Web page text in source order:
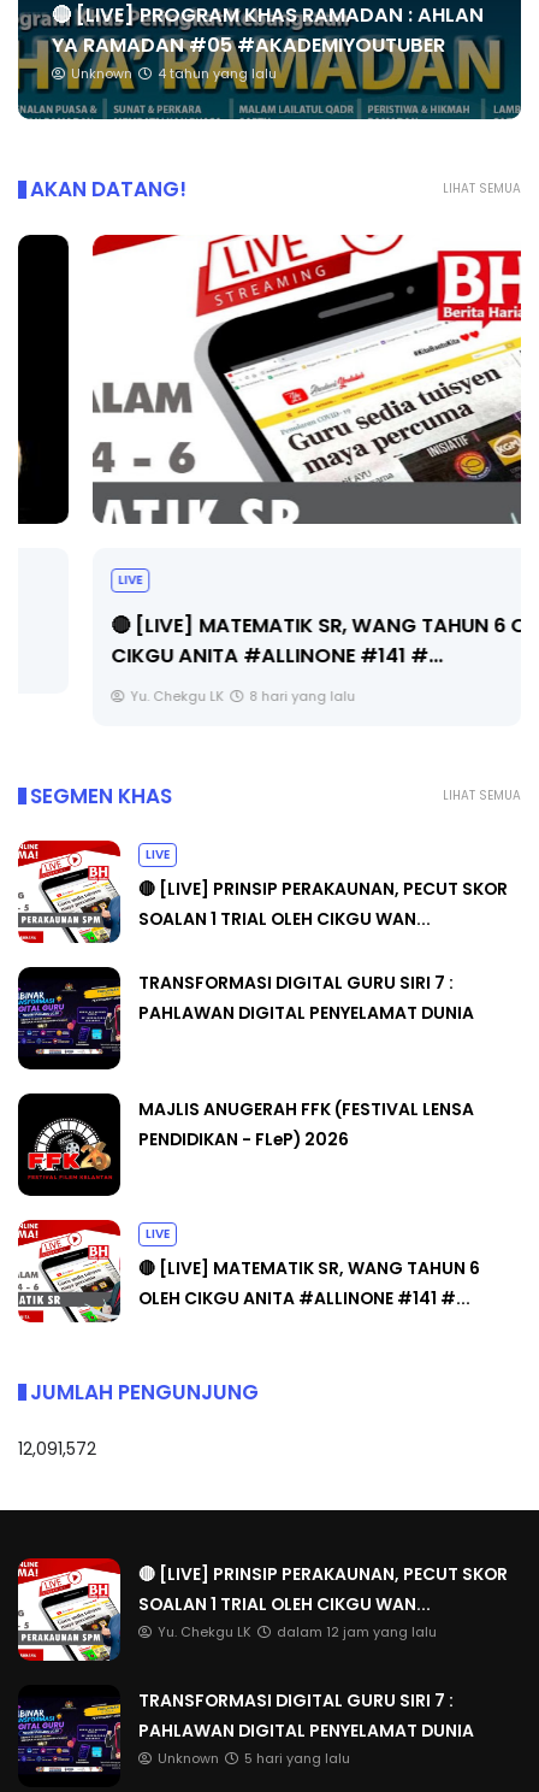
🔴 [LIVE] PROGRAM KHAS RAMADAN : AHLAN
YA RAMADAN #05 #AKADEMIYOUTUBER
Unknown 4 tahun yang lalu
LIHAT SEMUA
AKAN DATANG!
🔴 [LIVE] MATEMATIK SR, WANG TAHUN 6 OLEH
CIKGU ANITA #ALLINONE #141 #...
Yu. Chekgu LK 8 hari yang lalu
LIHAT SEMUA
SEGMEN KHAS
LIVE
🔴 [LIVE] PRINSIP PERAKAUNAN, PECUT SKOR
SOALAN 1 TRIAL OLEH CIKGU WAN...
TRANSFORMASI DIGITAL GURU SIRI 7 :
PAHLAWAN DIGITAL PENYELAMAT DUNIA
MAJLIS ANUGERAH FFK (FESTIVAL LENSA
PENDIDIKAN - FLeP) 2026
LIVE
🔴 [LIVE] MATEMATIK SR, WANG TAHUN 6
OLEH CIKGU ANITA #ALLINONE #141 #...
JUMLAH PENGUNJUNG
12,091,572
🔴 [LIVE] PRINSIP PERAKAUNAN, PECUT SKOR
SOALAN 1 TRIAL OLEH CIKGU WAN...
Yu. Chekgu LK dalam 12 jam yang lalu
TRANSFORMASI DIGITAL GURU SIRI 7 :
PAHLAWAN DIGITAL PENYELAMAT DUNIA
Unknown 5 hari yang lalu